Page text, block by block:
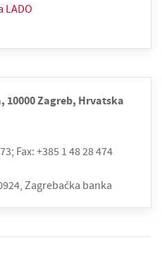
LADO
10000 Zagreb, Hrvatska
Fax: +385 1 48 28 474
Zagrebačka banka